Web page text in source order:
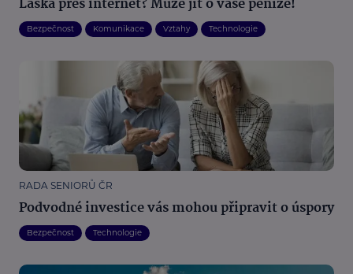
Láska přes internet? Může jít o vaše peníze!
Bezpečnost Komunikace Vztahy Technologie
RADA SENIORŮ ČR
Podvodné investice vás mohou připravit o úspory
Bezpečnost Technologie